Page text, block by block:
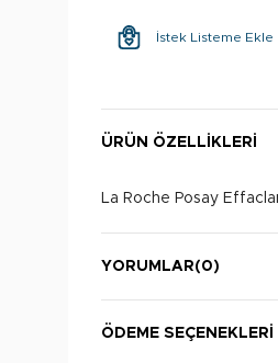
İstek Listeme Ekle
ÜRÜN ÖZELLIKLERI
La Roche Posay
YORUMLAR(0)
ÖDEME SEÇENEKLERI